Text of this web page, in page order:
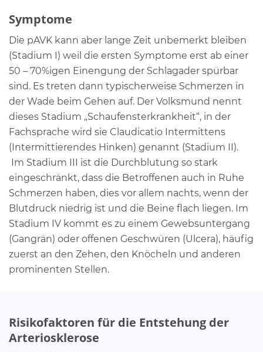
Symptome
Die pAVK kann aber lange Zeit unbemerkt bleiben
(Stadium I) weil die ersten Symptome erst ab einer
50 – 70%igen Einengung der Schlagader spürbar
sind. Es treten dann typischerweise Schmerzen in
der Wade beim Gehen auf. Der Volksmund nennt
dieses Stadium „Schaufensterkrankheit“, in der
Fachsprache wird sie Claudicatio Intermittens
(Intermittierendes Hinken) genannt (Stadium II).
Im Stadium III ist die Durchblutung so stark
eingeschränkt, dass die Betroffenen auch in Ruhe
Schmerzen haben, dies vor allem nachts, wenn der
Blutdruck niedrig ist und die Beine flach liegen. Im
Stadium IV kommt es zu einem Gewebsuntergang
(Gangrän) oder offenen Geschwüren (Ulcera), häufig
zuerst an den Zehen, den Knöcheln und anderen
prominenten Stellen.
Risikofaktoren für die Entstehung der
Arteriosklerose